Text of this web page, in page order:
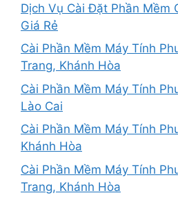
Dịch Vụ Cài Đặt Phần Mềm
Giá Rẻ
Cài Phần Mềm Máy Tính
Trang, Khánh Hòa
Cài Phần Mềm Máy Tính
Lào Cai
Cài Phần Mềm Máy Tính
Khánh Hòa
Cài Phần Mềm Máy Tính
Trang, Khánh Hòa